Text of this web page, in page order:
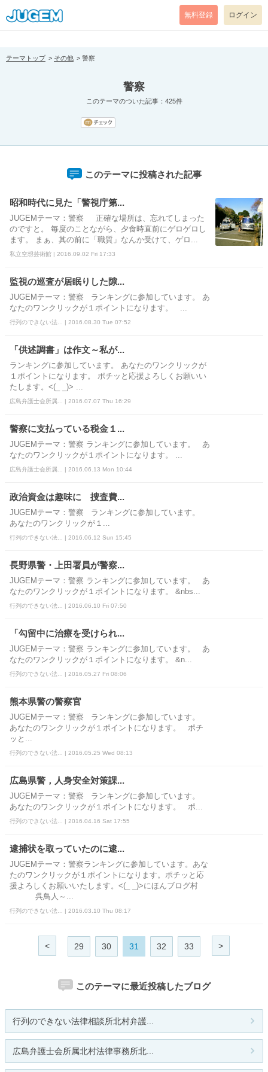
[pear_error: message="Success" code=0 mode=return level=notice
prefix="" info=""]
無料登録 ログイン
テーマトップ その他 警察
警察
このテーマのついた記事：425件
このテーマに投稿された記事
昭和時代に見た「警視庁第...
JUGEMテーマ：警察 正確な場所は、忘れてしまった
のですと。 毎度のことながら、夕食時直前にゲロゲロし
ます。 まぁ、其の前に「職質」なんか受けて、ゲロ...
私立空想芸術館 | 2016.09.02 Fri 17:33
監視の巡査が居眠りした隙...
JUGEMテーマ：警察 ランキングに参加しています。 あ
なたのワンクリックが１ポイントになります。 ...
行列のできない法... | 2016.08.30 Tue 07:52
「供述調書」は作文～私が...
ランキングに参加しています。 あなたのワンクリックが
１ポイントになります。 ポチッと応援よろしくお願いい
たします。<(_ _)> ...
広島弁護士会所属... | 2016.07.07 Thu 16:29
警察に支払っている税金１...
JUGEMテーマ：警察 ランキングに参加しています。 あ
なたのワンクリックが１ポイントになります。 ...
広島弁護士会所属... | 2016.06.13 Mon 10:44
政治資金は趣味に 捜査費...
JUGEMテーマ：警察 ランキングに参加しています。
あなたのワンクリックが１...
行列のできない法... | 2016.06.12 Sun 15:45
長野県警・上田署員が警察...
JUGEMテーマ：警察 ランキングに参加しています。 あ
なたのワンクリックが１ポイントになります。 &nbs...
行列のできない法... | 2016.06.10 Fri 07:50
「勾留中に治療を受けられ...
JUGEMテーマ：警察 ランキングに参加しています。 あ
なたのワンクリックが１ポイントになります。 &n...
行列のできない法... | 2016.05.27 Fri 08:06
熊本県警の警察官
JUGEMテーマ：警察 ランキングに参加しています。
あなたのワンクリックが１ポイントになります。 ポチ
ッと...
行列のできない法... | 2016.05.25 Wed 08:13
広島県警，人身安全対策課...
JUGEMテーマ：警察 ランキングに参加しています。
あなたのワンクリックが１ポイントになります。 ポ...
行列のできない法... | 2016.04.16 Sat 17:55
逮捕状を取っていたのに逮...
JUGEMテーマ：警察ランキングに参加しています。あな
たのワンクリックが１ポイントになります。ポチッと応
援よろしくお願いいたします。<(_ _)>にほんブログ村
呉鳥人～...
行列のできない法... | 2016.03.10 Thu 08:17
< 29 30 31 32 33 >
このテーマに最近投稿したブログ
行列のできない法律相談所北村弁護...
広島弁護士会所属北村法律事務所北...